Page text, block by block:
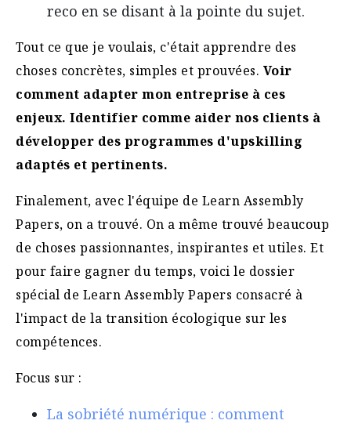
reco en se disant à la pointe du sujet.
Tout ce que je voulais, c'était apprendre des
choses concrètes, simples et prouvées. Voir
comment adapter mon entreprise à ces
enjeux. Identifier comme aider nos clients à
développer des programmes d'upskilling
adaptés et pertinents.
Finalement, avec l'équipe de Learn Assembly
Papers, on a trouvé. On a même trouvé beaucoup
de choses passionnantes, inspirantes et utiles. Et
pour faire gagner du temps, voici le dossier
spécial de Learn Assembly Papers consacré à
l'impact de la transition écologique sur les
compétences.
Focus sur :
La sobriété numérique : comment